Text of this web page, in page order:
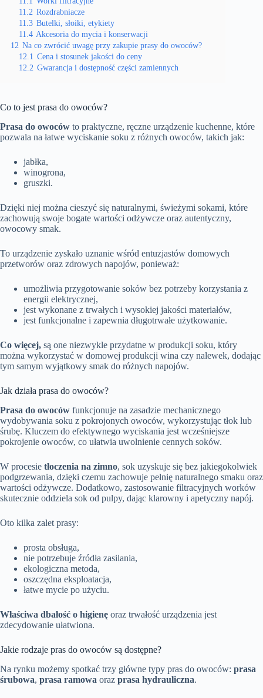
11.2 Rozdrabniacze
11.3 Butelki, słoiki, etykiety
11.4 Akcesoria do mycia i konserwacji
12 Na co zwrócić uwagę przy zakupie prasy do owoców?
12.1 Cena i stosunek jakości do ceny
12.2 Gwarancja i dostępność części zamiennych
Co to jest prasa do owoców?
Prasa do owoców to praktyczne, ręczne urządzenie kuchenne, które
pozwala na łatwe wyciskanie soku z różnych owoców, takich jak:
jabłka,
winogrona,
gruszki.
Dzięki niej można cieszyć się naturalnymi, świeżymi sokami, które
zachowują swoje bogate wartości odżywcze oraz autentyczny,
owocowy smak.
To urządzenie zyskało uznanie wśród entuzjastów domowych
przetworów oraz zdrowych napojów, ponieważ:
umożliwia przygotowanie soków bez potrzeby korzystania z
energii elektrycznej,
jest wykonane z trwałych i wysokiej jakości materiałów,
jest funkcjonalne i zapewnia długotrwałe użytkowanie.
Co więcej, są one niezwykle przydatne w produkcji soku, który
można wykorzystać w domowej produkcji wina czy nalewek, dodając
tym samym wyjątkowy smak do różnych napojów.
Jak działa prasa do owoców?
Prasa do owoców funkcjonuje na zasadzie mechanicznego
wydobywania soku z pokrojonych owoców, wykorzystując tłok lub
śrubę. Kluczem do efektywnego wyciskania jest wcześniejsze
pokrojenie owoców, co ułatwia uwolnienie cennych soków.
W procesie tłoczenia na zimno, sok uzyskuje się bez jakiegokolwiek
podgrzewania, dzięki czemu zachowuje pełnię naturalnego smaku oraz
wartości odżywcze. Dodatkowo, zastosowanie filtracyjnych worków
skutecznie oddziela sok od pulpy, dając klarowny i apetyczny napój.
Oto kilka zalet prasy:
prosta obsługa,
nie potrzebuje źródła zasilania,
ekologiczna metoda,
oszczędna eksploatacja,
łatwe mycie po użyciu.
Właściwa dbałość o higienę oraz trwałość urządzenia jest
zdecydowanie ułatwiona.
Jakie rodzaje pras do owoców są dostępne?
Na rynku możemy spotkać trzy główne typy pras do owoców: prasa
śrubowa, prasa ramowa oraz prasa hydrauliczna.